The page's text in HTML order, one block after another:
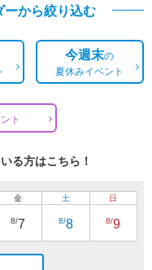
から絞り込む
今週末の
夏休みイベント
ト
る方はこちら！
金
8/7
土
8/8
日
8/9